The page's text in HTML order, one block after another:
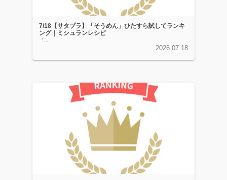
7/18【サタプラ】「そうめん」ひたすら試してランキ
ング｜ミシュランレシピ
「...
2026.07.18